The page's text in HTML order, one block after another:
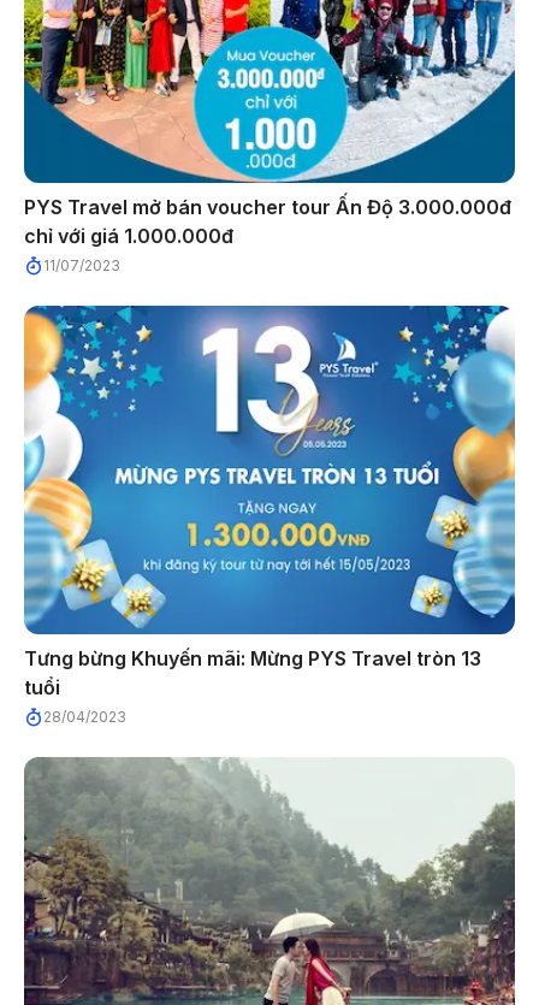
PYS Travel mở bán voucher tour Ấn Độ 3.000.000đ
chỉ với giá 1.000.000đ
11/07/2023
Tưng bừng Khuyến mãi: Mừng PYS Travel tròn 13
tuổi
28/04/2023